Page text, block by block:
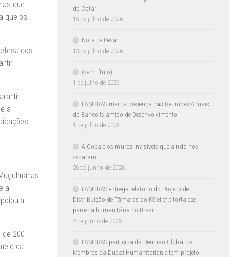
que
que os
dos
a
a
a
de 200
da
do Catar
15 de julho de 2026
Nota de Pesar
13 de julho de 2026
(sem título)
1 de julho de 2026
FAMBRAS marca presença nas Reuniões Anuais
do Banco Islâmico de Desenvolvimento
1 de julho de 2026
A Copa e os muros invisíveis que ainda nos
separam
26 de junho de 2026
FAMBRAS entrega relatório do Projeto de
Distribuição de Tâmaras ao KSrelief e fortalece
parceria humanitária no Brasil
2 de junho de 2026
FAMBRAS participa da Reunião Global de
Membros da Dubai Humanitarian e tem projeto